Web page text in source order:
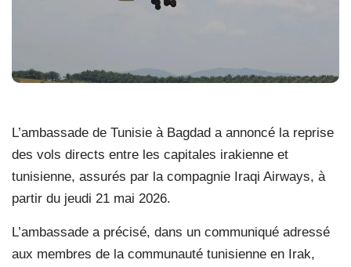
L’ambassade de Tunisie à Bagdad a annoncé la reprise
des vols directs entre les capitales irakienne et
tunisienne, assurés par la compagnie Iraqi Airways, à
partir du jeudi 21 mai 2026.
L’ambassade a précisé, dans un communiqué adressé
aux membres de la communauté tunisienne en Irak,